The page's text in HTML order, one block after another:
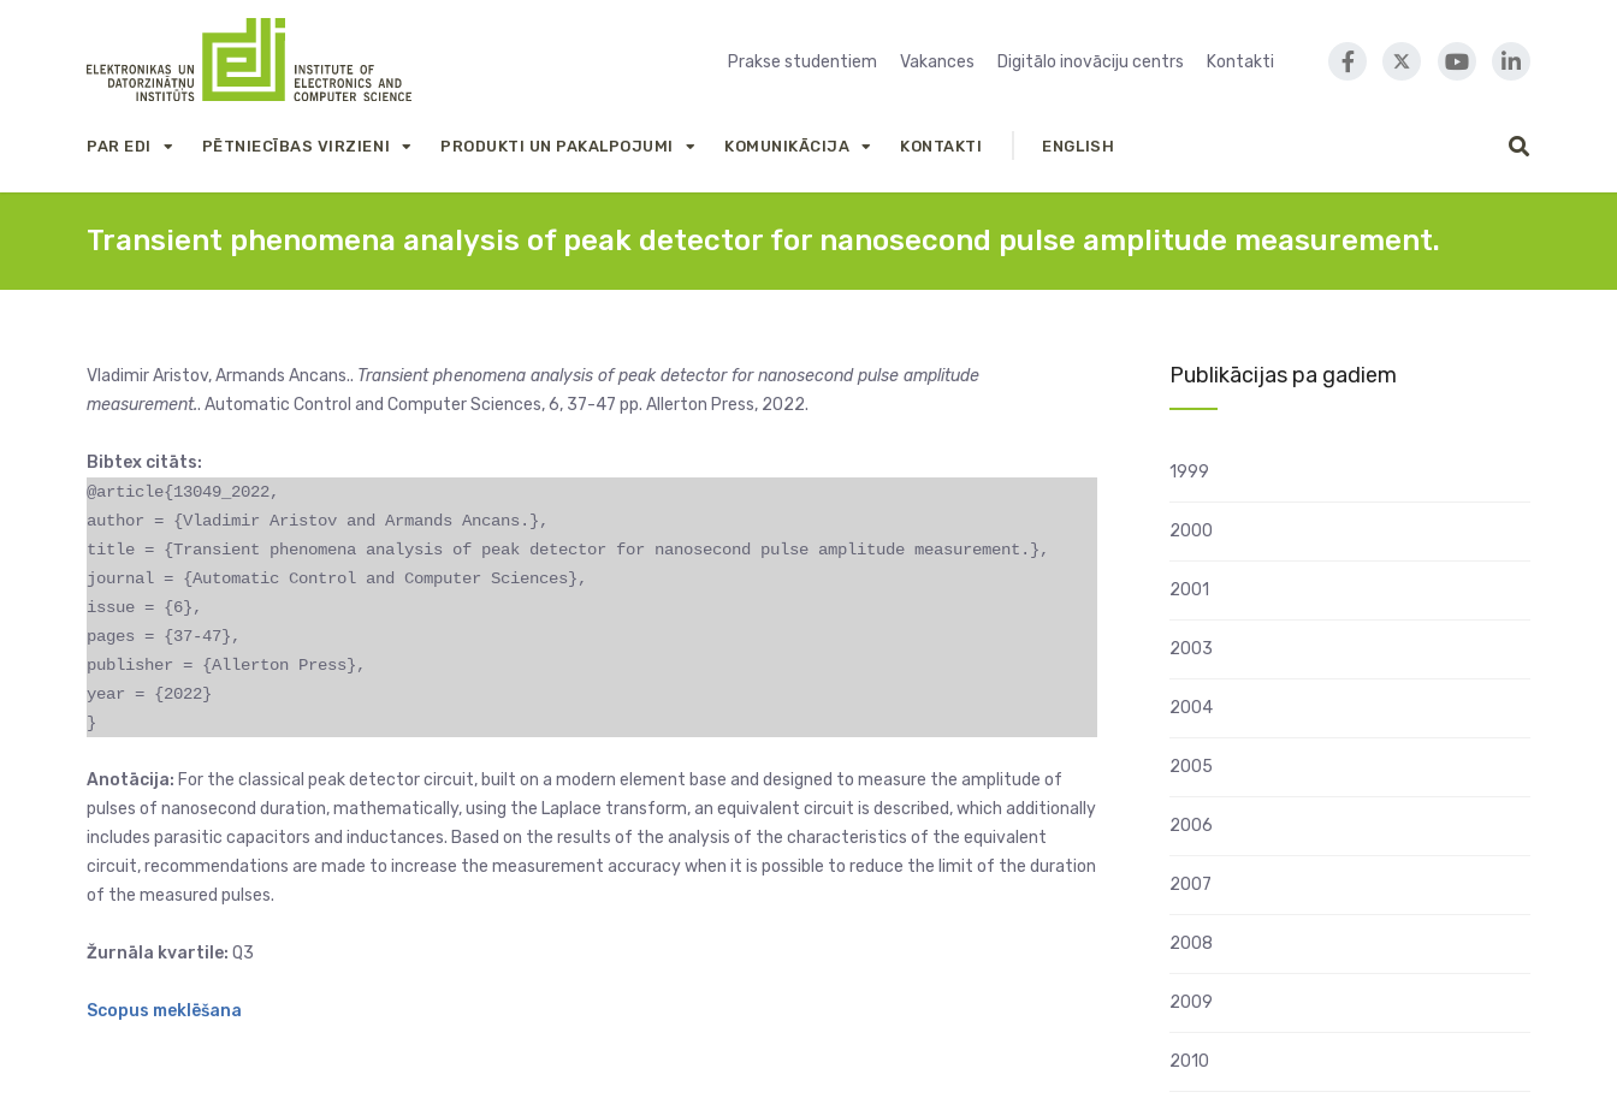
Prakse studentiem Vakances Digitālo inovāciju centrs Kontakti
PAR EDI PĒTNIECĪBAS VIRZIENI PRODUKTI UN PAKALPOJUMI KOMUNIKĀCIJA KONTAKTI ENGLISH
Transient phenomena analysis of peak detector for nanosecond pulse amplitude measurement.
Vladimir Aristov, Armands Ancans.. Transient phenomena analysis of peak detector for nanosecond pulse amplitude
measurement.. Automatic Control and Computer Sciences, 6, 37-47 pp. Allerton Press, 2022.
Bibtex citāts:
@article{13049_2022,
author = {Vladimir Aristov and Armands Ancans.},
title = {Transient phenomena analysis of peak detector for nanosecond pulse amplitude measurement.},
journal = {Automatic Control and Computer Sciences},
issue = {6},
pages = {37-47},
publisher = {Allerton Press},
year = {2022}
}
Anotācija: For the classical peak detector circuit, built on a modern element base and designed to measure the amplitude of
pulses of nanosecond duration, mathematically, using the Laplace transform, an equivalent circuit is described, which additionally
includes parasitic capacitors and inductances. Based on the results of the analysis of the characteristics of the equivalent
circuit, recommendations are made to increase the measurement accuracy when it is possible to reduce the limit of the duration
of the measured pulses.
Žurnāla kvartile: Q3
Scopus meklēšana
Publikācijas pa gadiem
1999
2000
2001
2003
2004
2005
2006
2007
2008
2009
2010